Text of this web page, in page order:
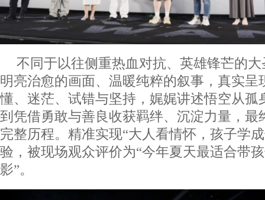
不同于以往侧重热血对抗、英雄锋芒的
明亮治愈的画面、温暖纯粹的叙事，真实呈
懂、迷茫、试错与坚持，娓娓讲述悟空从孤
到凭借勇敢与善良收获羁绊、沉淀力量，最
完整历程。精准实现“大人看情怀，孩子学
验，被现场观众评价为“今年夏天最适合带
影”。